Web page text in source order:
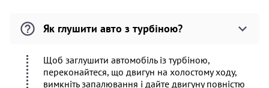
Як глушити авто з турбіною?
Щоб заглушити автомобіль із турбіною,
переконайтеся, що двигун на холостому ходу,
вимкніть запалювання і дайте двигуну повністю